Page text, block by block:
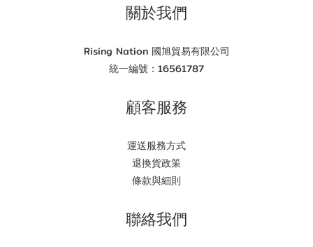
關於我們
Rising Nation 國旭貿易有限公司
統一編號：16561787
顧客服務
運送服務方式
退換貨政策
條款與細則
聯絡我們